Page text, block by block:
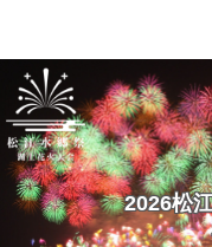
2026松